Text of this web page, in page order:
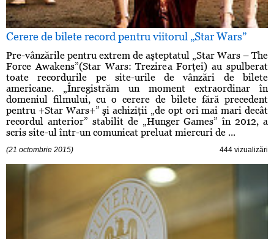
Cerere de bilete record pentru viitorul „Star Wars”
Pre-vânzările pentru extrem de aşteptatul „Star Wars – The
Force Awakens”(Star Wars: Trezirea Forţei) au spulberat
toate recordurile pe site-urile de vânzări de bilete
americane. „Înregistrăm un moment extraordinar în
domeniul filmului, cu o cerere de bilete fără precedent
pentru +Star Wars+” şi achiziţii „de opt ori mai mari decât
recordul anterior” stabilit de „Hunger Games” în 2012, a
scris site-ul într-un comunicat preluat miercuri de ...
(21 octombrie 2015) 444 vizualizări